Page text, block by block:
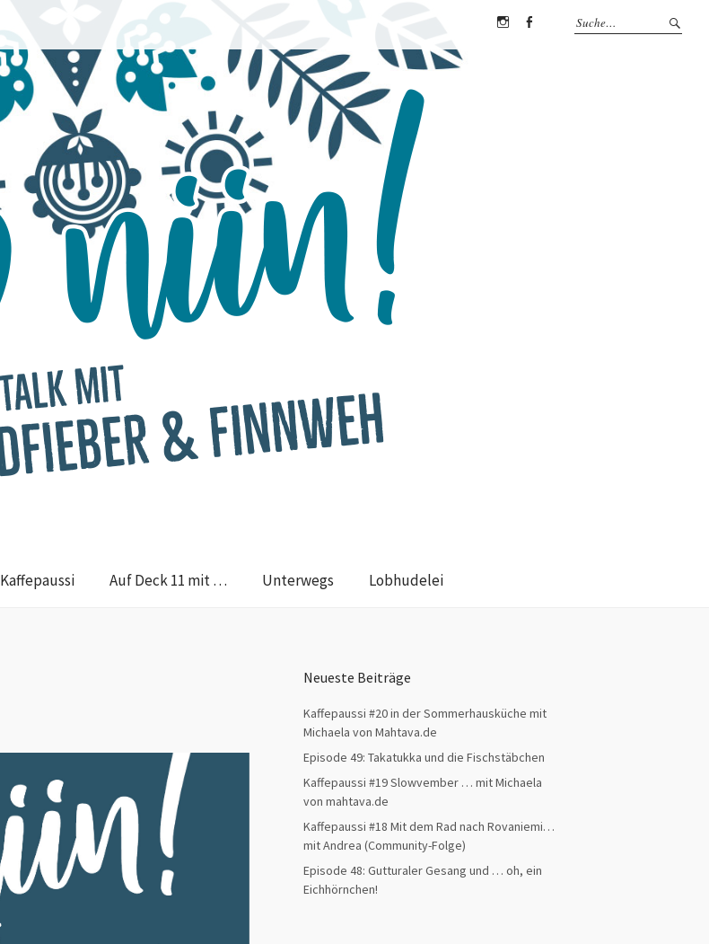
Kaffepaussi Auf Deck 11 mit … Unterwegs Lobhudelei
Neueste Beiträge
Kaffepaussi #20 in der Sommerhausküche mit
Michaela von Mahtava.de
Episode 49: Takatukka und die Fischstäbchen
Kaffepaussi #19 Slowvember … mit Michaela
von mahtava.de
Kaffepaussi #18 Mit dem Rad nach Rovaniemi…
mit Andrea (Community-Folge)
Episode 48: Gutturaler Gesang und … oh, ein
Eichhörnchen!